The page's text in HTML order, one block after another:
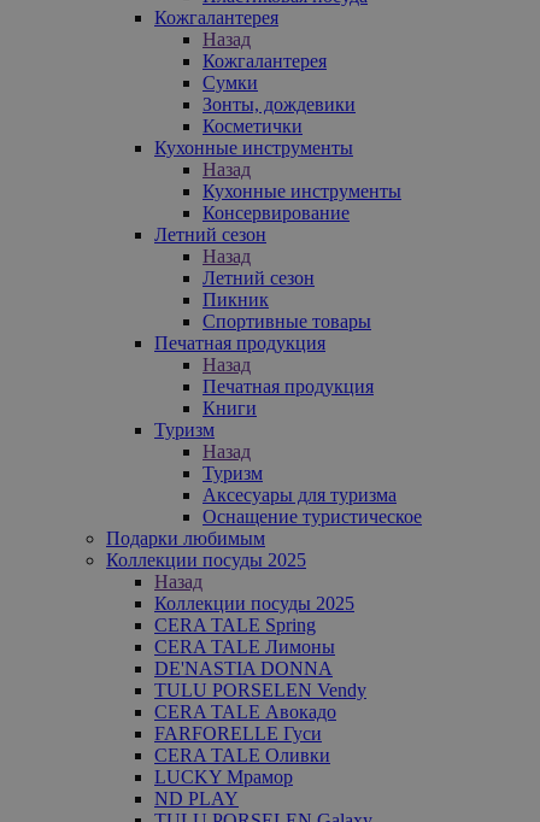
Кожгалантерея
Назад
Кожгалантерея
Сумки
Зонты, дождевики
Косметички
Кухонные инструменты
Назад
Кухонные инструменты
Консервирование
Летний сезон
Назад
Летний сезон
Пикник
Спортивные товары
Печатная продукция
Назад
Печатная продукция
Книги
Туризм
Назад
Туризм
Аксесуары для туризма
Оснащение туристическое
Подарки любимым
Коллекции посуды 2025
Назад
Коллекции посуды 2025
CERA TALE Spring
CERA TALE Лимоны
DE'NASTIA DONNA
TULU PORSELEN Vendy
CERA TALE Авокадо
FARFORELLE Гуси
CERA TALE Оливки
LUCKY Мрамор
ND PLAY